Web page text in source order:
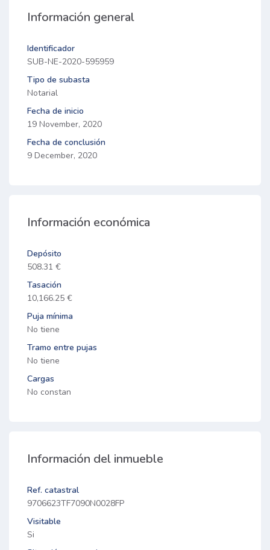
Información general
Identificador
SUB-NE-2020-595959
Tipo de subasta
Notarial
Fecha de inicio
19 November, 2020
Fecha de conclusión
9 December, 2020
Información económica
Depósito
508.31 €
Tasación
10,166.25 €
Puja mínima
No tiene
Tramo entre pujas
No tiene
Cargas
No constan
Información del inmueble
Ref. catastral
9706623TF7090N0028FP
Visitable
Si